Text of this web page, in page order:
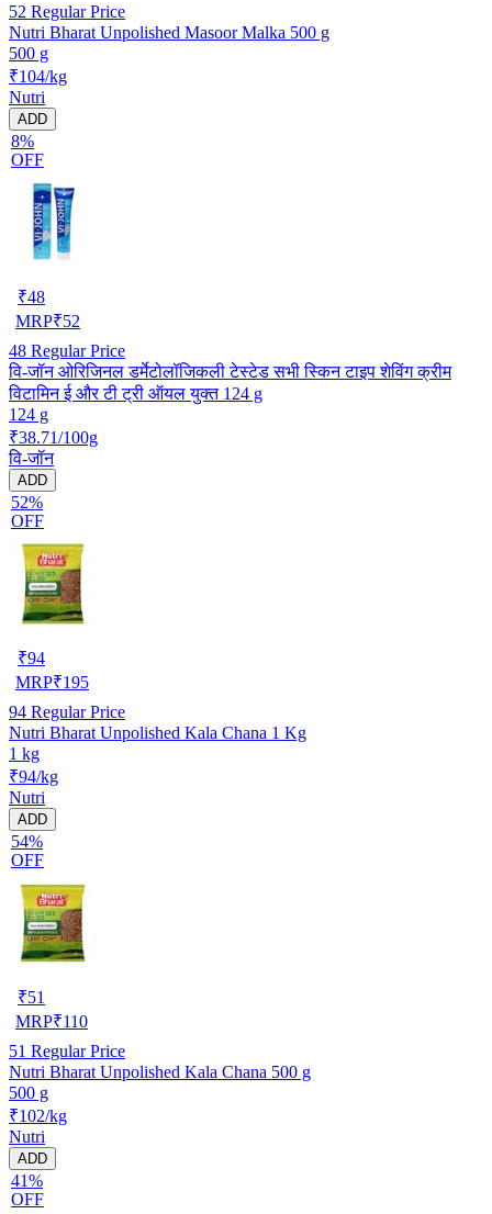
52 Regular Price
Nutri Bharat Unpolished Masoor Malka 500 g
500 g
₹104/kg
Nutri
ADD
8%
OFF
₹48
MRP₹52
48 Regular Price
वि-जॉन ओरिजिनल डर्मेटोलॉजिकली टेस्टेड सभी स्किन टाइप शेविंग क्रीम
विटामिन ई और टी ट्री ऑयल युक्त 124 g
124 g
₹38.71/100g
वि-जॉन
ADD
52%
OFF
₹94
MRP₹195
94 Regular Price
Nutri Bharat Unpolished Kala Chana 1 Kg
1 kg
₹94/kg
Nutri
ADD
54%
OFF
₹51
MRP₹110
51 Regular Price
Nutri Bharat Unpolished Kala Chana 500 g
500 g
₹102/kg
Nutri
ADD
41%
OFF